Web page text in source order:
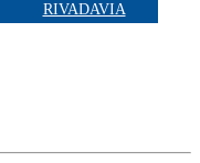
RIVADAVIA